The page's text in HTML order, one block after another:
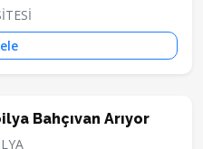
Bahçıvan Arıyor